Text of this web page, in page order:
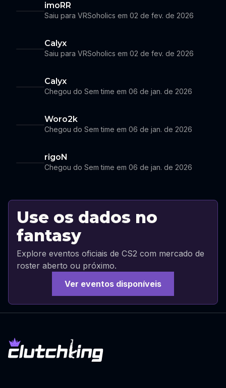
imoRR
Saiu para VRSoholics em 02 de fev. de 2026
Calyx
Saiu para VRSoholics em 02 de fev. de 2026
Calyx
Chegou do Sem time em 06 de jan. de 2026
Woro2k
Chegou do Sem time em 06 de jan. de 2026
rigoN
Chegou do Sem time em 06 de jan. de 2026
Use os dados no
fantasy
Explore eventos oficiais de CS2 com mercado de
roster aberto ou próximo.
Ver eventos disponíveis